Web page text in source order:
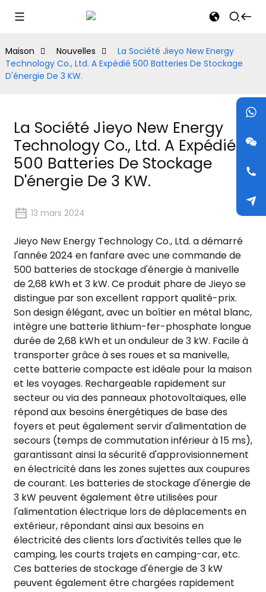
Maison Nouvelles
La Société Jieyo New Energy
Technology Co., Ltd. A Expédié 500 Batteries De Stockage
D'énergie De 3 KW.
La Société Jieyo New Energy
Technology Co., Ltd. A Expédié
500 Batteries De Stockage
D'énergie De 3 KW.
13 mars 2024
Jieyo New Energy Technology Co., Ltd. a démarré
l'année 2024 en fanfare avec une commande de
500 batteries de stockage d'énergie à manivelle
de 2,68 kWh et 3 kW. Ce produit phare de Jieyo se
distingue par son excellent rapport qualité-prix.
Son design élégant, avec un boîtier en métal blanc,
intègre une batterie lithium-fer-phosphate longue
durée de 2,68 kWh et un onduleur de 3 kW. Facile à
transporter grâce à ses roues et sa manivelle,
cette batterie compacte est idéale pour la maison
et les voyages. Rechargeable rapidement sur
secteur ou via des panneaux photovoltaïques, elle
répond aux besoins énergétiques de base des
foyers et peut également servir d'alimentation de
secours (temps de commutation inférieur à 15 ms),
garantissant ainsi la sécurité d'approvisionnement
en électricité dans les zones sujettes aux coupures
de courant. Les batteries de stockage d'énergie de
3 kW peuvent également être utilisées pour
l'alimentation électrique lors de déplacements en
extérieur, répondant ainsi aux besoins en
électricité des clients lors d'activités telles que le
camping, les courts trajets en camping-car, etc.
Ces batteries de stockage d'énergie de 3 kW
peuvent également être chargées rapidement